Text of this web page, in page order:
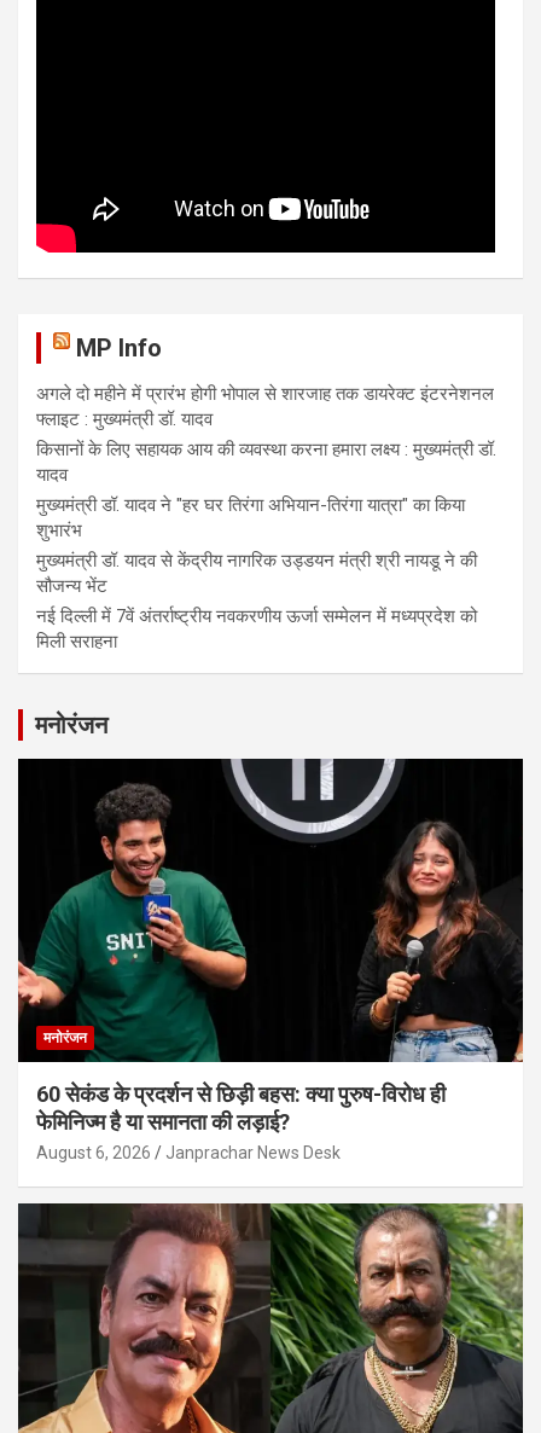
MP Info
अगले दो महीने में प्रारंभ होगी भोपाल से शारजाह तक डायरेक्ट इंटरनेशनल
फ्लाइट : मुख्यमंत्री डॉ. यादव
किसानों के लिए सहायक आय की व्यवस्था करना हमारा लक्ष्य : मुख्यमंत्री डॉ.
यादव
मुख्यमंत्री डॉ. यादव ने "हर घर तिरंगा अभियान-तिरंगा यात्रा" का किया
शुभारंभ
मुख्यमंत्री डॉ. यादव से केंद्रीय नागरिक उड्डयन मंत्री श्री नायडू ने की
सौजन्य भेंट
नई दिल्ली में 7वें अंतर्राष्ट्रीय नवकरणीय ऊर्जा सम्मेलन में मध्यप्रदेश को
मिली सराहना
मनोरंजन
मनोरंजन
60 सेकंड के प्रदर्शन से छिड़ी बहस: क्या पुरुष-विरोध ही
फेमिनिज्म है या समानता की लड़ाई?
August 6, 2026 Janprachar News Desk